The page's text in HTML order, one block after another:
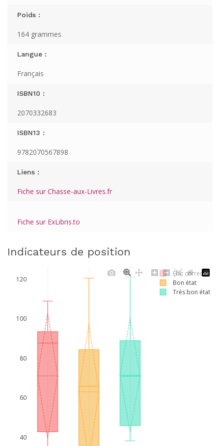
Poids :
164 grammes
Langue :
Français
ISBN10 :
2070332683
ISBN13 :
9782070567898
Liens :
Fiche sur Chasse-aux-Livres.fr
Fiche sur ExLibris.to
Indicateurs de position
40
60
80
100
120
Etat correct
Bon état
Très bon état